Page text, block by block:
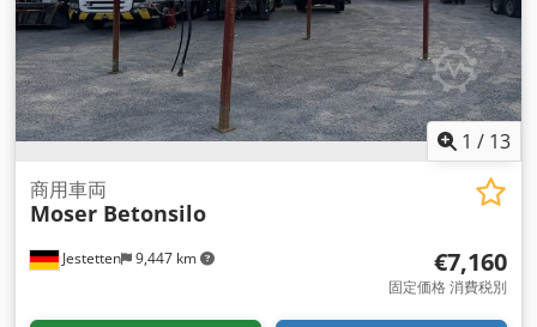
1 / 13
Jestetten 9,447 km
商用車両
Moser Betonsilo
€7,160
固定価格 消費税別